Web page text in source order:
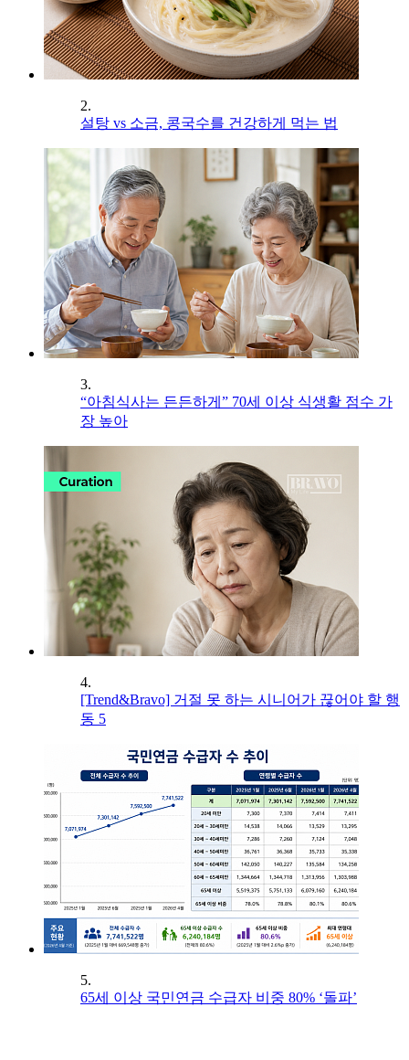
2.
설탕 vs 소금, 콩국수를 건강하게 먹는 법
3.
“아침식사는 든든하게” 70세 이상 식생활 점수 가
장 높아
4.
[Trend&Bravo] 거절 못 하는 시니어가 끊어야 할 행
동 5
5.
65세 이상 국민연금 수급자 비중 80% ‘돌파’